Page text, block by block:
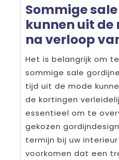
Sommige
kunnen uit de
na verloop
Het is belangrijk om
sommige sale
tijd uit de mode
de kortingen
essentieel om te
gekozen
termijn bij uw
voorkomen dat een